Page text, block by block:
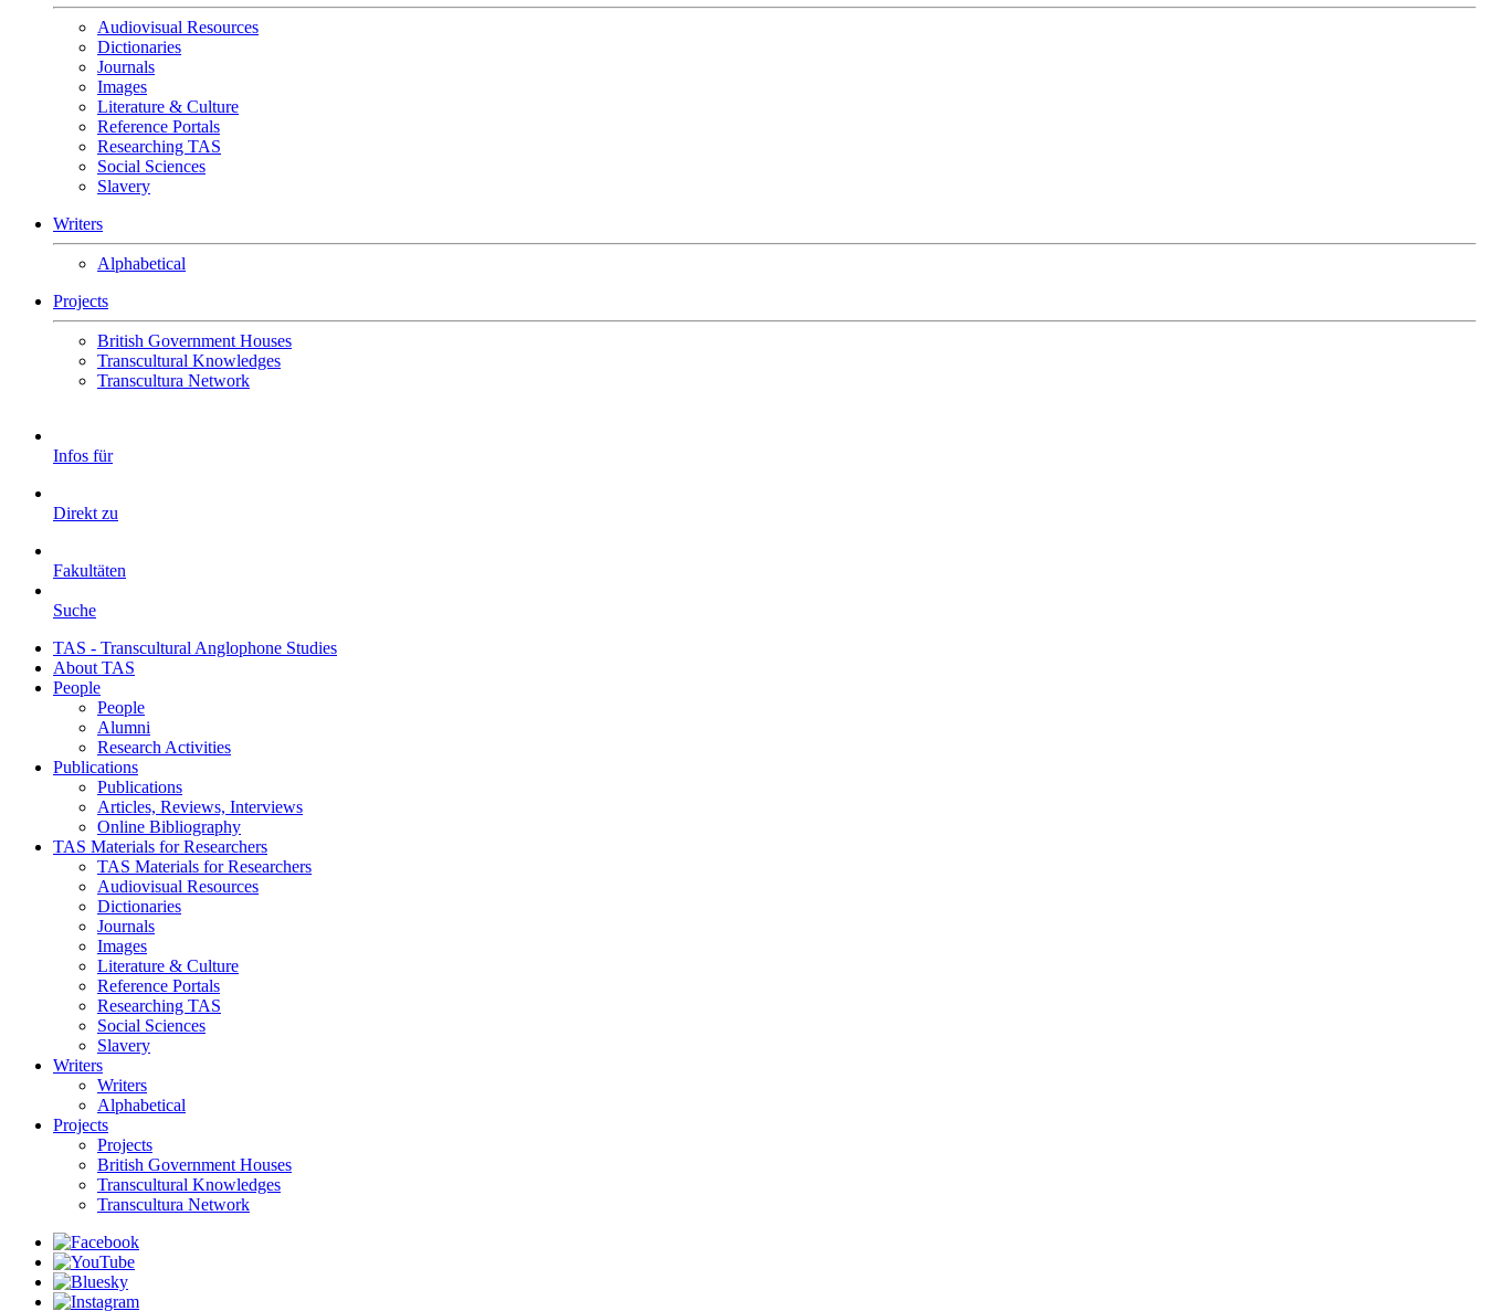
Audiovisual Resources
Dictionaries
Journals
Images
Literature & Culture
Reference Portals
Researching TAS
Social Sciences
Slavery
Writers
Alphabetical
Projects
British Government Houses
Transcultural Knowledges
Transcultura Network
Infos für
Direkt zu
Fakultäten
Suche
TAS - Transcultural Anglophone Studies
About TAS
People
People
Alumni
Research Activities
Publications
Publications
Articles, Reviews, Interviews
Online Bibliography
TAS Materials for Researchers
TAS Materials for Researchers
Audiovisual Resources
Dictionaries
Journals
Images
Literature & Culture
Reference Portals
Researching TAS
Social Sciences
Slavery
Writers
Writers
Alphabetical
Projects
Projects
British Government Houses
Transcultural Knowledges
Transcultura Network